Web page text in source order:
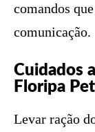
comandos
comunicação.
Cuidados
Floripa Pet
Levar ração